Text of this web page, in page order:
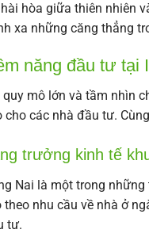
hòa giữa thiên nhiên
xa những căng thẳng
năng đầu tư tại
quy mô lớn và tầm nhìn
cho các nhà đầu tư.
trưởng kinh tế
Nai là một trong những
theo nhu cầu về nhà ở
tư.